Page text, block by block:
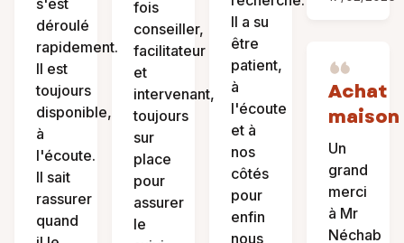
déroulé
rapidement.
Il est
toujours
disponible,
à
l'écoute.
Il sait
rassurer
quand
fois
conseiller,
facilitateur
et
intervenant,
toujours
sur
place
pour
assurer
le
Il a su
être
patient,
à
l'écoute
et à
nos
côtés
pour
enfin
nous
Achat
maison
Un
grand
merci
à Mr
Néchab